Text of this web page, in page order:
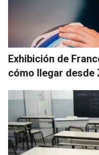
Exhibición de
cómo llegar desde